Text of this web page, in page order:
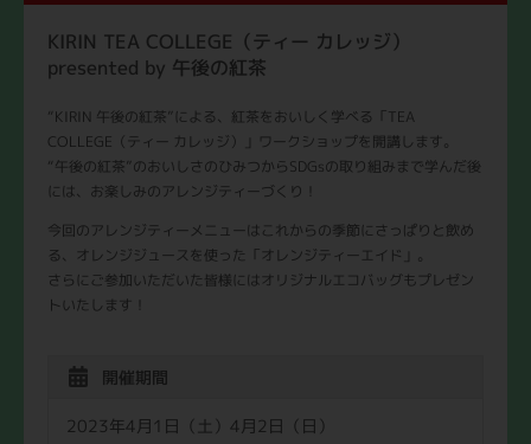
KIRIN TEA COLLEGE（ティー カレッジ）
presented by 午後の紅茶
“KIRIN 午後の紅茶”による、紅茶をおいしく学べる「TEA
COLLEGE（ティー カレッジ）」ワークショップを開講します。
“午後の紅茶”のおいしさのひみつからSDGsの取り組みまで学んだ後
には、お楽しみのアレンジティーづくり！
今回のアレンジティーメニューはこれからの季節にさっぱりと飲め
る、オレンジジュースを使った「オレンジティーエイド」。
さらにご参加いただいた皆様にはオリジナルエコバッグもプレゼン
トいたします！
開催期間
2023年4月1日（土）4月2日（日）